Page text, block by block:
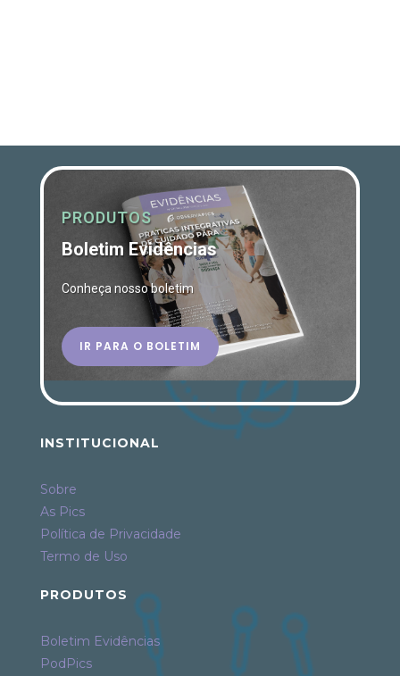
PRODUTOS
Boletim Evidências
Conheça nosso boletim
IR PARA O BOLETIM
INSTITUCIONAL
Sobre
As Pics
Política de Privacidade
Termo de Uso
PRODUTOS
Boletim Evidências
PodPics